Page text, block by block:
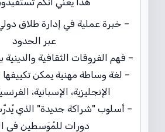
– خبرة عملية في إدارة طلاق
عبر الحدود
– فهم الفروقات الثقافية والدينية
– لغة وساطة مهنية يمكن تكييفها
الإنجليزية، الإسبانية،
– أسلوب "شراكة جديدة" الذي
دورات للمُوَسطين في